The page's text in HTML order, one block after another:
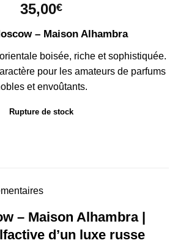
35,00€
– Maison Alhambra
boisée, riche et sophistiquée.
pour les amateurs de parfums
et envoûtants.
Rupture de stock
– Maison Alhambra |
d’un luxe russe